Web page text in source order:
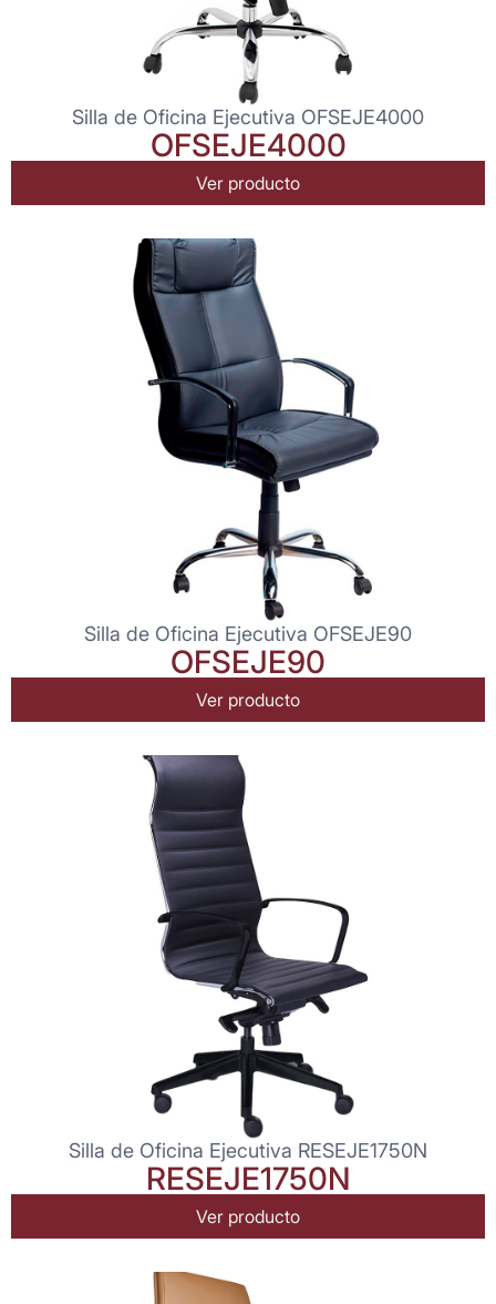
Silla de Oficina Ejecutiva OFSEJE4000
OFSEJE4000
Ver producto
Silla de Oficina Ejecutiva OFSEJE90
OFSEJE90
Ver producto
Silla de Oficina Ejecutiva RESEJE1750N
RESEJE1750N
Ver producto